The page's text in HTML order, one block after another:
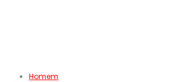
Homem